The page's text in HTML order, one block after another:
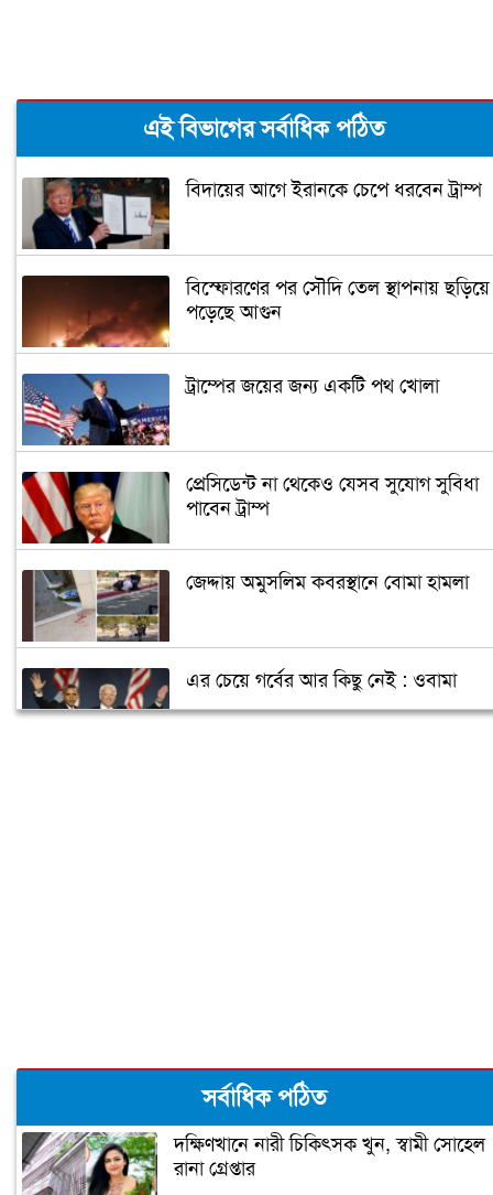
এই বিভাগের সর্বাধিক পঠিত
বিদায়ের আগে ইরানকে চেপে ধরবেন ট্রাম্প
বিস্ফোরণের পর সৌদি তেল স্থাপনায় ছড়িয়ে
পড়েছে আগুন
ট্রাম্পের জয়ের জন্য একটি পথ খোলা
প্রেসিডেন্ট না থেকেও যেসব সুযোগ সুবিধা
পাবেন ট্রাম্প
জেদ্দায় অমুসলিম কবরস্থানে বোমা হামলা
এর চেয়ে গর্বের আর কিছু নেই : ওবামা
ঘর ভাঙতে বসেছে ট্রাম্পের!
জিতেই প্রথম যে কাজটি করলেন বাইডেন
সর্বাধিক পঠিত
দক্ষিণখানে নারী চিকিৎসক খুন, স্বামী সোহেল
রানা গ্রেপ্তার